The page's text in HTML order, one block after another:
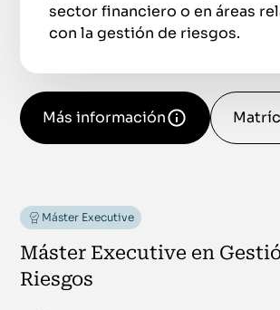
sector financiero o en áreas
con la gestión de riesgos.
Más información
Máster Executive
Máster Executive en
Riesgos